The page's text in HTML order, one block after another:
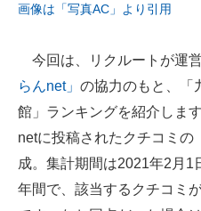
企業向けIT製品の総合サイト
IT製品の技術・比較・事例
製造業のIT導入・活用を支援
モノづくり技術者専門サイト
エレクトロニクス専門サイト
電子設計の基本と応用
画像は「写真AC」より引用
今回は、リクルートが運
らんnet」 の協力のもと、「
館」ランキングを紹介しま
netに投稿されたクチコミの
成。集計期間は2021年2月1
年間で、該当するクチコミ